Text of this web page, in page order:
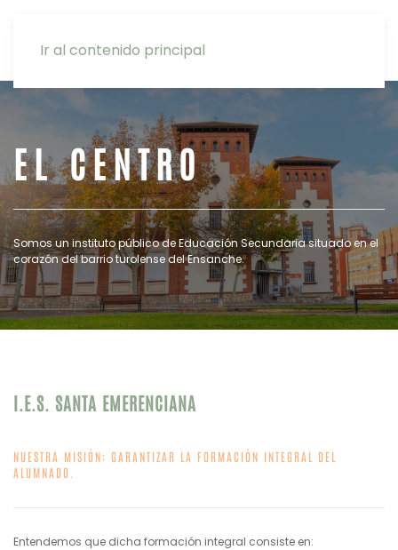
Ir al contenido principal
EL CENTRO
Somos un instituto público de Educación Secundaria situado en el
corazón del barrio turolense del Ensanche.
I.E.S. SANTA EMERENCIANA
NUESTRA MISIÓN: GARANTIZAR LA FORMACIÓN INTEGRAL DEL
ALUMNADO.
Entendemos que dicha formación integral consiste en: